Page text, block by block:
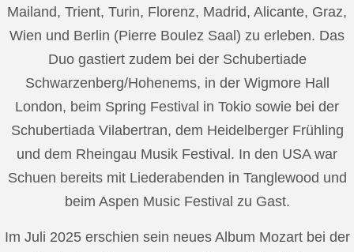
Mailand, Trient, Turin, Florenz, Madrid, Alicante, Graz,
Wien und Berlin (Pierre Boulez Saal) zu erleben. Das
Duo gastiert zudem bei der Schubertiade
Schwarzenberg/Hohenems, in der Wigmore Hall
London, beim Spring Festival in Tokio sowie bei der
Schubertiada Vilabertran, dem Heidelberger Frühling
und dem Rheingau Musik Festival. In den USA war
Schuen bereits mit Liederabenden in Tanglewood und
beim Aspen Music Festival zu Gast.
Im Juli 2025 erschien sein neues Album Mozart bei der